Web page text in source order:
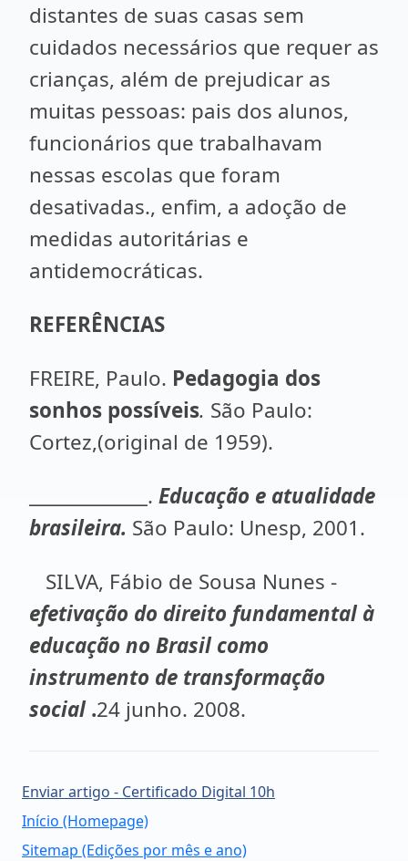
distantes de suas casas sem
cuidados necessários que requer as
crianças, além de prejudicar as
muitas pessoas: pais dos alunos,
funcionários que trabalhavam
nessas escolas que foram
desativadas., enfim, a adoção de
medidas autoritárias e
antidemocráticas.
REFERÊNCIAS
FREIRE, Paulo. Pedagogia dos
sonhos possíveis. São Paulo:
Cortez,(original de 1959).
_____________. Educação e atualidade
brasileira. São Paulo: Unesp, 2001.
SILVA, Fábio de Sousa Nunes -
efetivação do direito fundamental à
educação no Brasil como
instrumento de transformação
social .24 junho. 2008.
Enviar artigo - Certificado Digital 10h
Início (Homepage)
Sitemap (Edições por mês e ano)